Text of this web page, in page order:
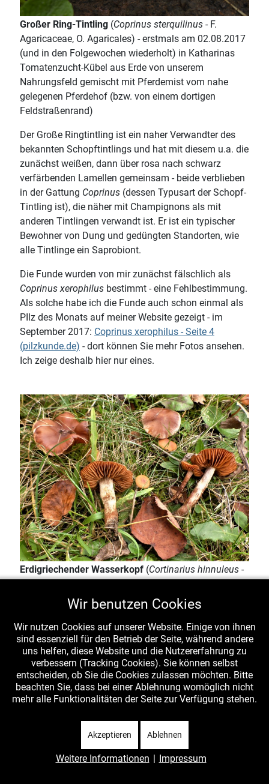
Großer Ring-Tintling (Coprinus sterquilinus - F.
Agaricaceae, O. Agaricales) - erstmals am 02.08.2017
(und in den Folgewochen wiederholt) in Katharinas
Tomatenzucht-Kübel aus Erde von unserem
Nahrungsfeld gemischt mit Pferdemist vom nahe
gelegenen Pferdehof (bzw. von einem dortigen
Feldstraßenrand)
Der Große Ringtintling ist ein naher Verwandter des
bekannten Schopftintlings und hat mit diesem u.a. die
zunächst weißen, dann über rosa nach schwarz
verfärbenden Lamellen gemeinsam - beide verblieben
in der Gattung Coprinus (dessen Typusart der Schopf-
Tintling ist), die näher mit Champignons als mit
anderen Tintlingen verwandt ist. Er ist ein typischer
Bewohner von Dung und gedüngten Standorten, wie
alle Tintlinge ein Saprobiont.
Die Funde wurden von mir zunächst fälschlich als
Coprinus xerophilus bestimmt - eine Fehlbestimmung.
Als solche habe ich die Funde auch schon einmal als
PIlz des Monats auf meiner Website gezeigt - im
September 2017: Coprinus xerophilus - Seite 4
(pilzkunde.de) - dort können Sie mehr Fotos ansehen.
Ich zeige deshalb hier nur eines.
Erdigriechender Wasserkopf (Cortinarius hinnuleus -
20.09.2017 unter "unserer" Winterlinde im vorderen,
nördlichen Gartenbereich zur Straße hin, in kurzem
Gras, Foto Lothar Krieglsteiner
Die Bestimmung nach de Haan & al. (2013) passt
hervorragend. Allerdings istC. hinnuleusin der
Literatur sehr unterschiedlich gedeutet worden, und es
liegt mit hoher Sicherheit noch eine Sammelart vor, die
muss. Die entfernt stehenden Lamellen sind z.B. ein
guter Hinweis auf die Gruppe.
Alle Schleierlinge (Mega-GattungCortinarius
Wir benutzen Cookies
Wir nutzen Cookies auf unserer Website. Einige von ihnen
sind essenziell für den Betrieb der Seite, während andere
uns helfen, diese Website und die Nutzererfahrung zu
verbessern (Tracking Cookies). Sie können selbst
entscheiden, ob Sie die Cookies zulassen möchten. Bitte
beachten Sie, dass bei einer Ablehnung womöglich nicht
mehr alle Funktionalitäten der Seite zur Verfügung stehen.
Akzeptieren Ablehnen
Weitere Informationen | Impressum